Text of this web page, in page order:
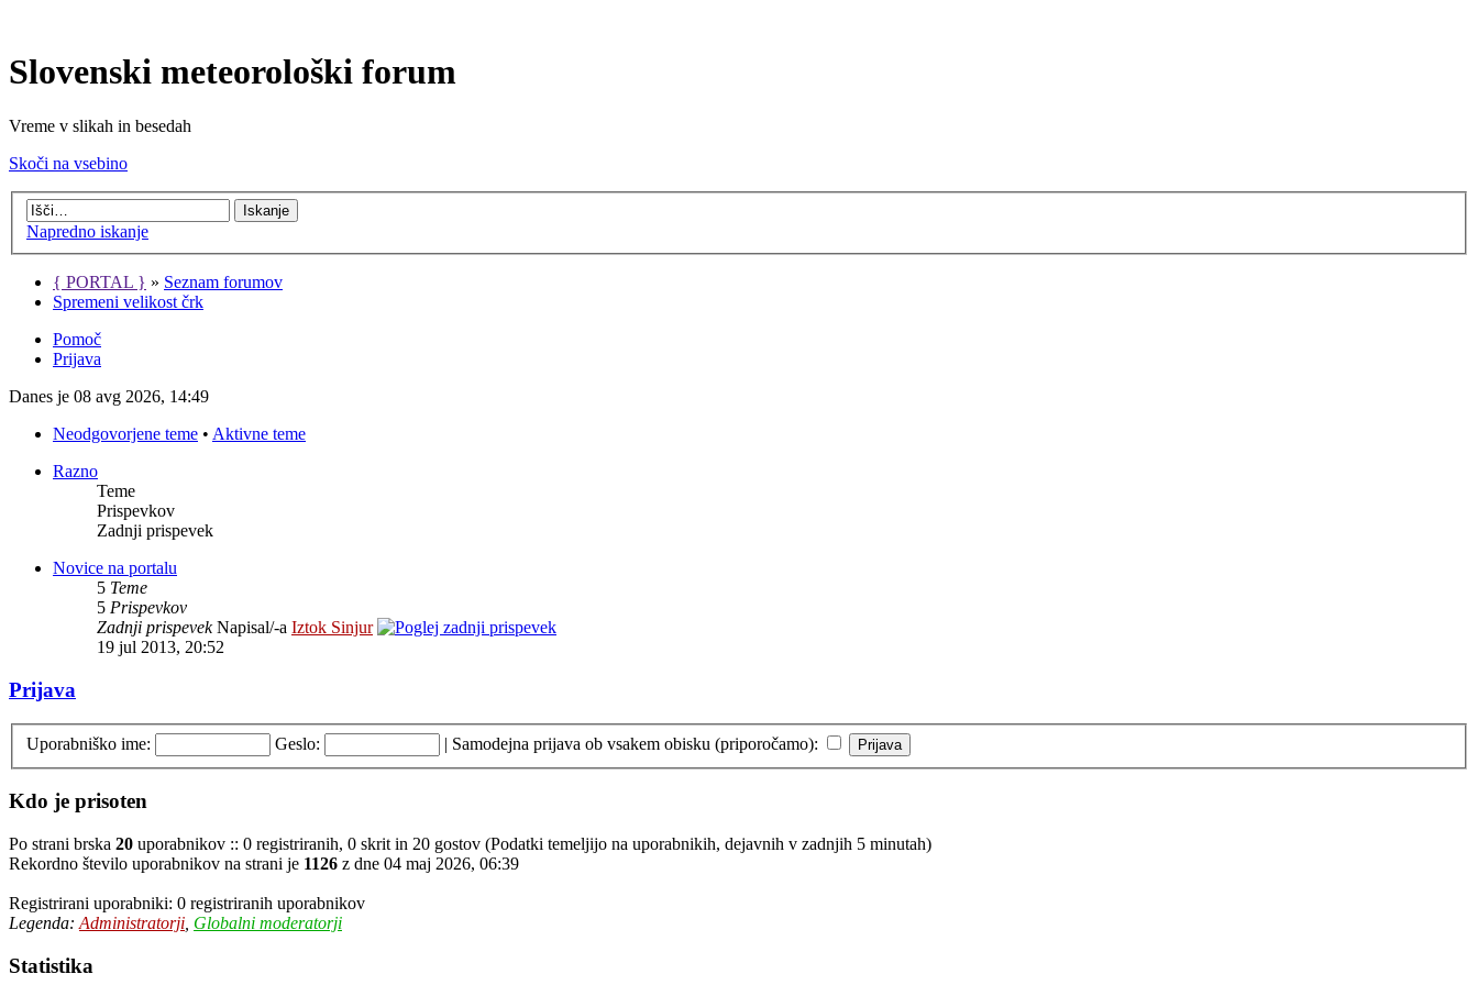
Slovenski meteorološki forum
Vreme v slikah in besedah
Skoči na vsebino
Napredno iskanje
{ PORTAL } » Seznam forumov
Spremeni velikost črk
Pomoč
Prijava
Danes je 08 avg 2026, 14:49
Neodgovorjene teme • Aktivne teme
Razno
Teme
Prispevkov
Zadnji prispevek
Novice na portalu
5 Teme
5 Prispevkov
Zadnji prispevekNapisal/-a Iztok Sinjur
19 jul 2013, 20:52
Prijava
Uporabniško ime: Geslo: | Samodejna prijava ob vsakem obisku (priporočamo):
Kdo je prisoten
Po strani brska 20 uporabnikov :: 0 registriranih, 0 skrit in 20 gostov (Podatki temeljijo na uporabnikih, dejavnih v zadnjih 5 minutah)
Rekordno število uporabnikov na strani je 1126 z dne 04 maj 2026, 06:39
Registrirani uporabniki: 0 registriranih uporabnikov
Legenda: Administratorji Globalni moderatorji
Statistika